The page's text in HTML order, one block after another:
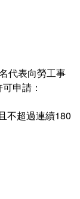
代表向勞工事
申請：
不超過連續180